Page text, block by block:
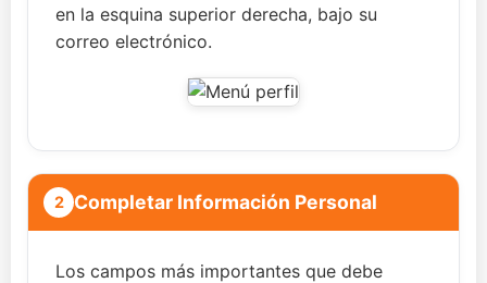
en la esquina superior derecha, bajo su
correo electrónico.
2 Completar Información Personal
Los campos más importantes que debe